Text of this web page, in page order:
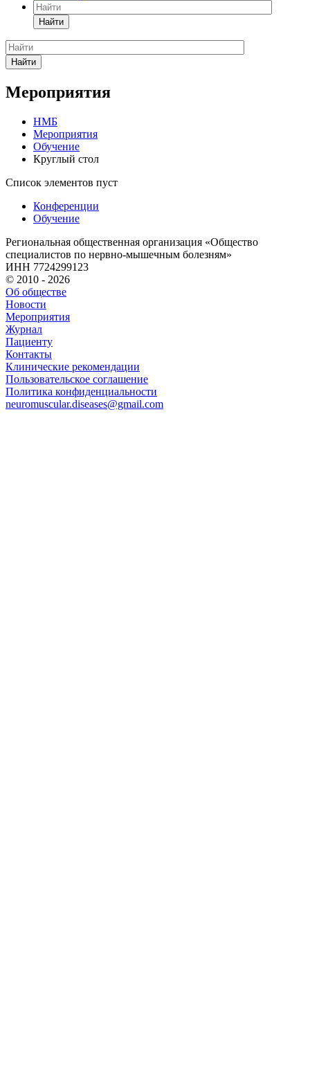
Найти
Найти
Мероприятия
НМБ
Мероприятия
Обучение
Круглый стол
Список элементов пуст
Конференции
Обучение
Региональная общественная организация «Общество
специалистов по нервно-мышечным болезням»
ИНН 7724299123
© 2010 - 2026
Об обществе
Новости
Мероприятия
Журнал
Пациенту
Контакты
Клинические рекомендации
Пользовательское соглашение
Политика конфиденциальности
neuromuscular.diseases@gmail.com